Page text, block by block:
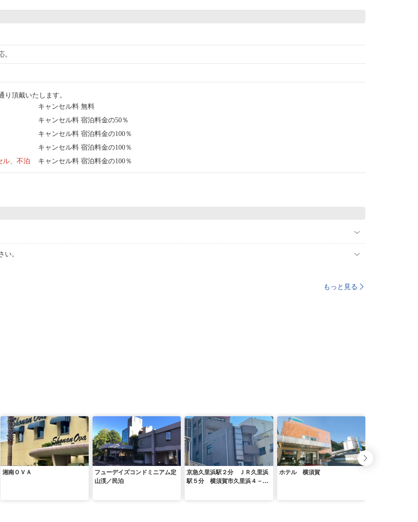
り頂戴いたします。
キャンセル料 無料
ら
キャンセル料 宿泊料金の50％
ら
キャンセル料 宿泊料金の100％
キャンセル料 宿泊料金の100％
ル、不泊
キャンセル料 宿泊料金の100％
い。
もっと見る
湘南ＯＶＡ
フューデイズコンドミニアム定
山渓／民泊
京急久里浜駅２分 ＪＲ久里浜
駅５分 横須賀市久里浜４－８
ホテル 横須賀